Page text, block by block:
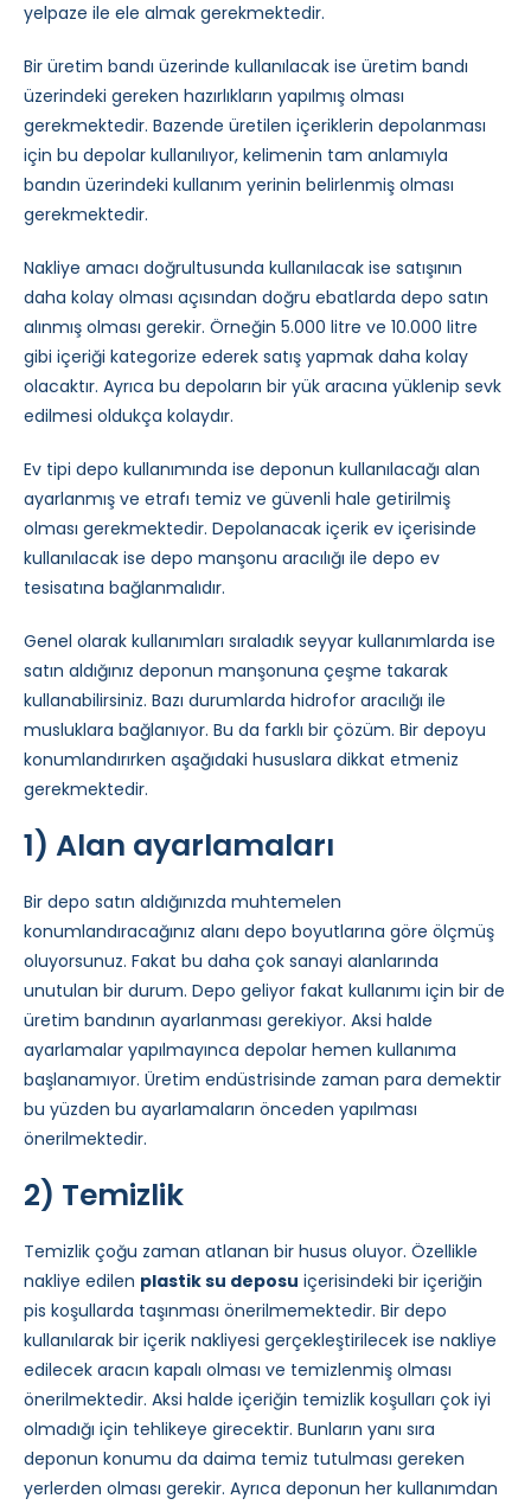
yelpaze ile ele almak gerekmektedir.
Bir üretim bandı üzerinde kullanılacak ise üretim bandı
üzerindeki gereken hazırlıkların yapılmış olması
gerekmektedir. Bazende üretilen içeriklerin depolanması
için bu depolar kullanılıyor, kelimenin tam anlamıyla
bandın üzerindeki kullanım yerinin belirlenmiş olması
gerekmektedir.
Nakliye amacı doğrultusunda kullanılacak ise satışının
daha kolay olması açısından doğru ebatlarda depo satın
alınmış olması gerekir. Örneğin 5.000 litre ve 10.000 litre
gibi içeriği kategorize ederek satış yapmak daha kolay
olacaktır. Ayrıca bu depoların bir yük aracına yüklenip sevk
edilmesi oldukça kolaydır.
Ev tipi depo kullanımında ise deponun kullanılacağı alan
ayarlanmış ve etrafı temiz ve güvenli hale getirilmiş
olması gerekmektedir. Depolanacak içerik ev içerisinde
kullanılacak ise depo manşonu aracılığı ile depo ev
tesisatına bağlanmalıdır.
Genel olarak kullanımları sıraladık seyyar kullanımlarda ise
satın aldığınız deponun manşonuna çeşme takarak
kullanabilirsiniz. Bazı durumlarda hidrofor aracılığı ile
musluklara bağlanıyor. Bu da farklı bir çözüm. Bir depoyu
konumlandırırken aşağıdaki hususlara dikkat etmeniz
gerekmektedir.
1) Alan ayarlamaları
Bir depo satın aldığınızda muhtemelen
konumlandıracağınız alanı depo boyutlarına göre ölçmüş
oluyorsunuz. Fakat bu daha çok sanayi alanlarında
unutulan bir durum. Depo geliyor fakat kullanımı için bir de
üretim bandının ayarlanması gerekiyor. Aksi halde
ayarlamalar yapılmayınca depolar hemen kullanıma
başlanamıyor. Üretim endüstrisinde zaman para demektir
bu yüzden bu ayarlamaların önceden yapılması
önerilmektedir.
2) Temizlik
Temizlik çoğu zaman atlanan bir husus oluyor. Özellikle
nakliye edilen plastik su deposu içerisindeki bir içeriğin
pis koşullarda taşınması önerilmemektedir. Bir depo
kullanılarak bir içerik nakliyesi gerçekleştirilecek ise nakliye
edilecek aracın kapalı olması ve temizlenmiş olması
önerilmektedir. Aksi halde içeriğin temizlik koşulları çok iyi
olmadığı için tehlikeye girecektir. Bunların yanı sıra
deponun konumu da daima temiz tutulması gereken
yerlerden olması gerekir. Ayrıca deponun her kullanımdan